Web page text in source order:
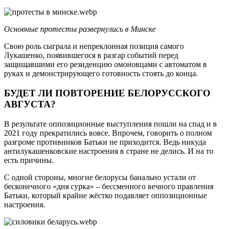
Основные протесты развернулись в Минске
Свою роль сыграла и непреклонная позиция самого
Лукашенко, появившегося в разгар событий перед
защищавшими его резиденцию омоновцами с автоматом в
руках и демонстрирующего готовность стоять до конца.
БУДЕТ ЛИ ПОВТОРЕНИЕ БЕЛОРУССКОГО
АВГУСТА?
В результате оппозиционные выступления пошли на спад и в
2021 году прекратились вовсе. Впрочем, говорить о полном
разгроме противников Батьки не приходится. Ведь никуда
антилукашенковские настроения в стране не делись. И на то
есть причины.
С одной стороны, многие белорусы банально устали от
бесконечного «дня сурка» – бессменного вечного правления
Батьки, который крайне жёстко подавляет оппозиционные
настроения.